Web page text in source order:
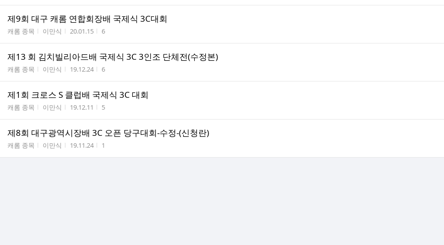
제9회 대구 캐롬 연합회장배 국제식 3C대회
게시판명
캐롬 종목 작성자
이만식 작성시간
20.01.15 조회수
6
제13 회 김치빌리아드배 국제식 3C 3인조 단체전(수정본)
게시판명
캐롬 종목 작성자
이만식 작성시간
19.12.24 조회수
6
제1회 크로스 S 클럽배 국제식 3C 대회
게시판명
캐롬 종목 작성자
이만식 작성시간
19.12.11 조회수
5
제8회 대구광역시장배 3C 오픈 당구대회-수정-(신청란)
게시판명
캐롬 종목 작성자
이만식 작성시간
19.11.24 조회수
1